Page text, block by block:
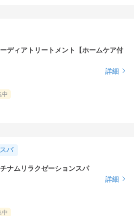
ディアトリートメント【ホームケア付
詳細
中
パ
ナムリラクゼーションスパ
詳細
中